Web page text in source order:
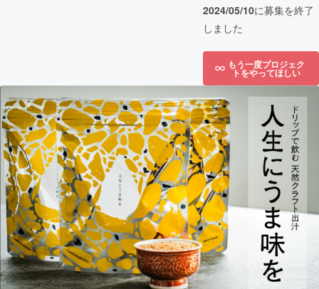
2024/05/10に募集を終了
しました
もう一度プロジェク
トをやってほしい